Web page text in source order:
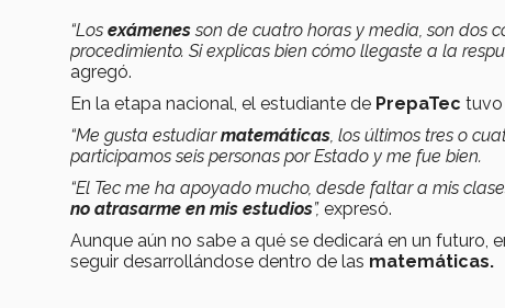
“Los exámenesson de cuatro horas y media, son dos
procedimiento. Si explicas bien cómo llegaste a la
agregó.
En la etapa nacional, el estudiante de PrepaTec tuvo
“Me gusta estudiarmatemáticas, los últimos tres o
participamos seis personas por Estado y me fue bien.
“El Tec me ha apoyado mucho, desde faltar a mis
no atrasarme en mis estudios”, expresó.
Aunque aún no sabe a qué se dedicará en un futuro,
seguir desarrollándose dentro de las matemáticas.